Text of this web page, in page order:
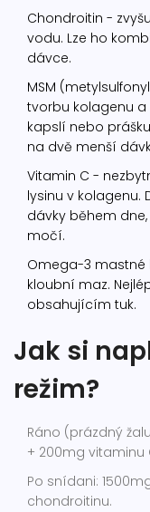
Chondroitin -
vodu. Lze ho
dávce.
MSM
tvorbu kolagenu a
kapslí nebo
na dvě menší
Vitamin C -
lysinu v kolagenu.
dávky během
močí.
Omega-3 mastné
kloubní maz.
obsahujícím tuk.
Jak si
režim?
Ráno (prázdný
+ 200mg vitaminu
Po snídani:
chondroitinu.